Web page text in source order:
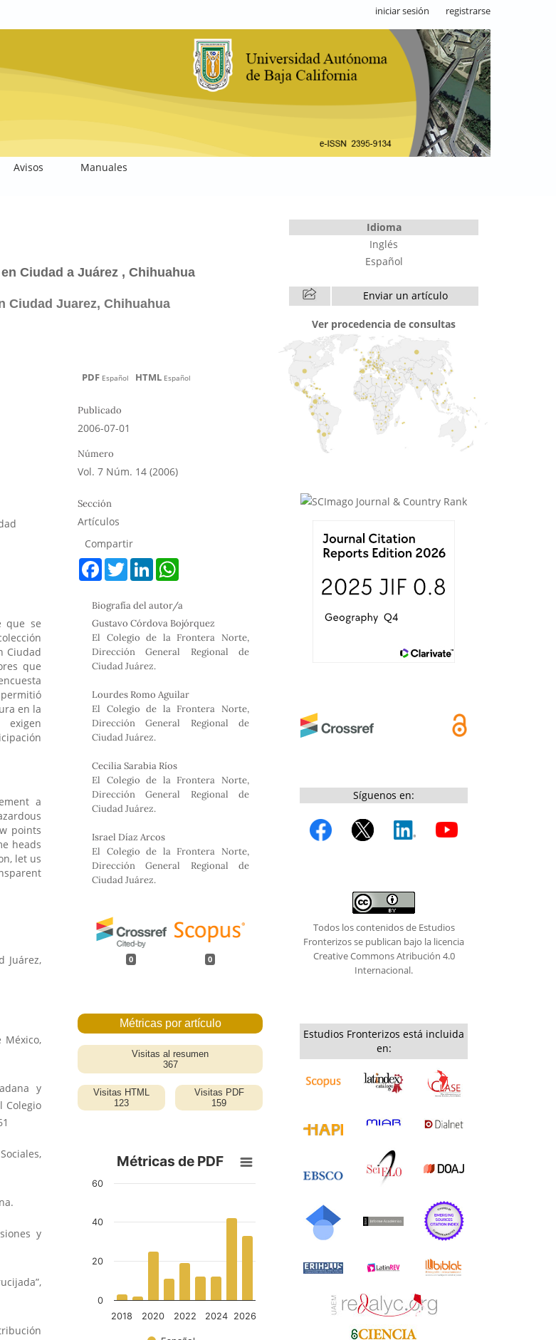
Avisos
Manuales
iniciar sesión registrarse
Ciudad a Juárez , Chihuahua
Ciudad Juarez, Chihuahua
que se
Ciudad
que
en la
a
points
heads
let us
Juárez,
México,
y
Colegio
y
PDF Español HTML Español
Publicado
2006-07-01
Número
Vol. 7 Núm. 14 (2006)
Sección
Artículos
Compartir
F
a
b
o
o
k
T
w
t
e
r
L
e
d
I
n
s
A
p
p
Biografía del autor/a
Gustavo Córdova Bojórquez
El Colegio de la Frontera Norte,
Dirección General Regional de
Ciudad Juárez.
Lourdes Romo Aguilar
El Colegio de la Frontera Norte,
Dirección General Regional de
Ciudad Juárez.
Cecilia Sarabia Ríos
El Colegio de la Frontera Norte,
Dirección General Regional de
Ciudad Juárez.
Israel Díaz Arcos
El Colegio de la Frontera Norte,
Dirección General Regional de
Ciudad Juárez.
0 0
Idioma
Inglés
Español
Enviar un artículo
Ver procedencia de consultas
Síguenos en:
Todos los contenidos de Estudios
Fronterizos se publican bajo la licencia
Creative Commons Atribución 4.0
Internacional.
Estudios Fronterizos está incluida
en: